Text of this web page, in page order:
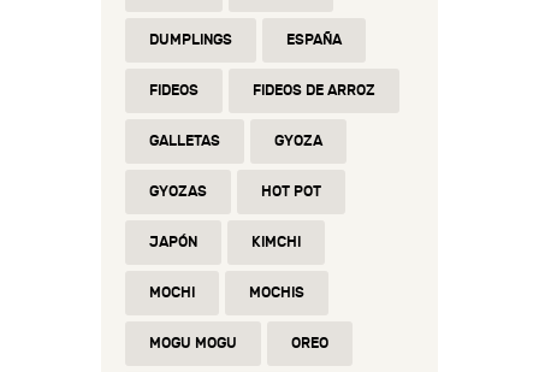
DUMPLINGS ESPAÑA
FIDEOS FIDEOS DE ARROZ
GALLETAS GYOZA
GYOZAS HOT POT
JAPÓN KIMCHI
MOCHI MOCHIS
MOGU MOGU OREO